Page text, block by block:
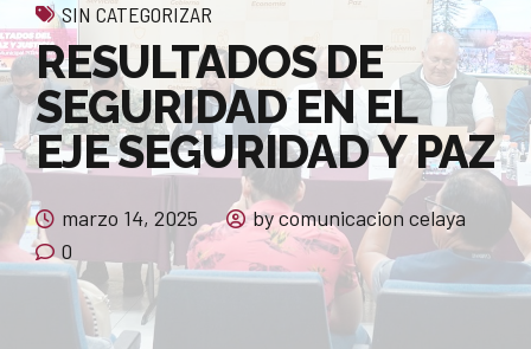
SIN CATEGORIZAR
RESULTADOS DE
SEGURIDAD EN EL
EJE SEGURIDAD Y PAZ
marzo 14, 2025
by comunicacion celaya
0